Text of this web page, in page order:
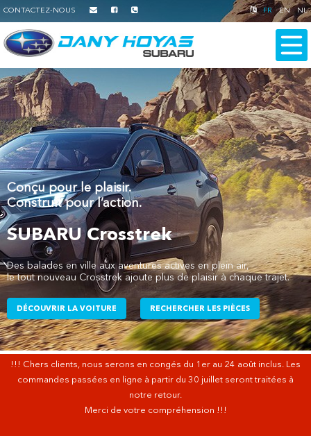
CONTACTEZ-NOUS FR EN NL
Conçu pour le plaisir.
Construit pour l’action.
SUBARU Crosstrek
Des balades en ville aux aventures actives en plein air,
le tout nouveau Crosstrek ajoute plus de plaisir à chaque trajet.
DÉCOUVRIR LA VOITURE RECHERCHER LES PIÈCES
!!! Chers clients, nous serons en congés du 1er au 24 août inclus. Les
commandes passées en ligne à partir du 30 juillet seront traitées à
notre retour.
Merci de votre compréhension !!!